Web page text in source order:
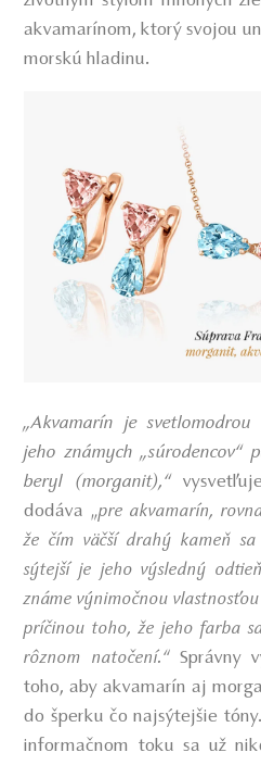
akvamarínom, ktorý svojou
morskú hladinu.
„Akvamarín je
jeho známych „súrodencov“
beryl (morganit),“
dodáva „pre akvamarín,
že čím väčší drahý kameň
sýtejší je jeho výsledný
známe výnimočnou
príčinou toho, že jeho farba
rôznom natočení.“ Správny
toho, aby akvamarín aj
do šperku čo najsýtejšie
informačnom toku sa už